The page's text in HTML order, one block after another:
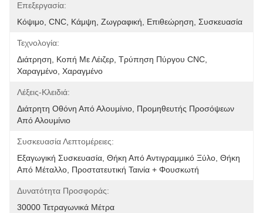
Επεξεργασία:
Κόψιμο, CNC, Κάμψη, Ζωγραφική, Επιθεώρηση, Συσκευασία
Τεχνολογία:
Διάτρηση, Κοπή Με Λέιζερ, Τρύπηση Πύργου CNC,
Χαραγμένο, Χαραγμένο
Λέξεις-Κλειδιά:
Διάτρητη Οθόνη Από Αλουμίνιο, Προμηθευτής Προσόψεων
Από Αλουμίνιο
Συσκευασία Λεπτομέρειες:
Εξαγωγική Συσκευασία, Θήκη Από Αντιγραμμικό Ξύλο, Θήκη
Από Μέταλλο, Προστατευτική Ταινία + Φουσκωτή
Δυνατότητα Προσφοράς:
30000 Τετραγωνικά Μέτρα